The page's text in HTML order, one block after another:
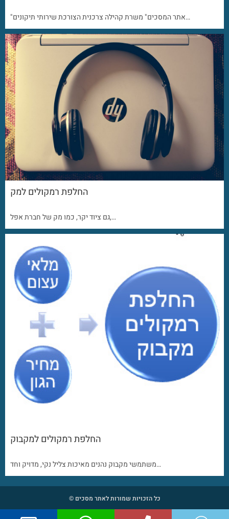
"אתר המסכים" משרת קהילה צרכנית הצורכת שירותי תיקונים…
החלפת רמקולים למק
גם ציוד יקר, כמו מק של חברת אפל,…
החלפת רמקולים למקבוק
משתמשי מקבוק נהנים מאיכות צליל נקי, מדויק וחד…
כל הזכויות שמורות לאתר מסכים ©